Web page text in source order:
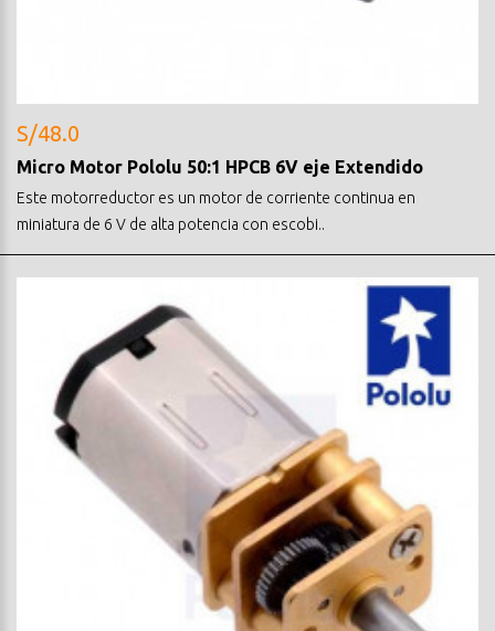
S/48.0
Micro Motor Pololu 50:1 HPCB 6V eje Extendido
Este motorreductor es un motor de corriente continua en
miniatura de 6 V de alta potencia con escobi..